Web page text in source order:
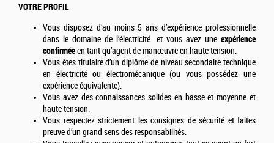
VOTRE PROFIL
Vous disposez d’au moins 5 ans d’expérience professionnelle
dans le domaine de l’électricité. et vous avez une expérience
confirméeen tant qu’agent de manœuvre en haute tension.
Vous êtes titulaire d’un diplôme de niveau secondaire technique
en électricité ou électromécanique (ou vous possédez une
expérience équivalente).
Vous avez des connaissances solides en basse et moyenne et
haute tension.
Vous respectez strictement les consignes de sécurité et faites
preuve d’un grand sens des responsabilités.